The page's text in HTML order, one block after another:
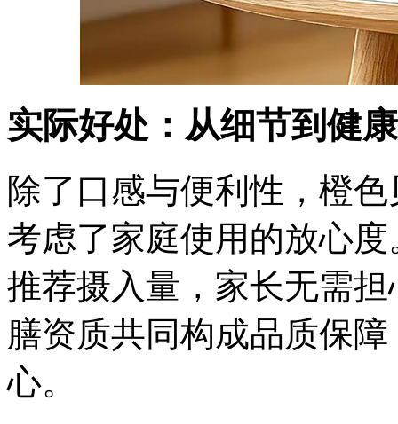
实际好处：从细节到健
除了口感与便利性，橙
考虑了家庭使用的放心
推荐摄入量，家长无需
膳资质共同构成品质保
心。